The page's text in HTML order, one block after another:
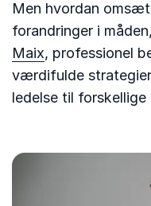
Men hvordan
forandringer i
Maix, professionel
værdifulde
ledelse til forskellige